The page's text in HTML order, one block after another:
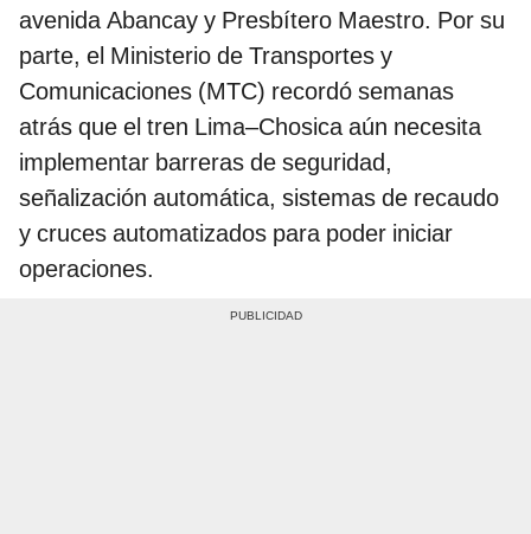
avenida Abancay y Presbítero Maestro. Por su
parte, el Ministerio de Transportes y
Comunicaciones (MTC) recordó semanas
atrás que el tren Lima–Chosica aún necesita
implementar barreras de seguridad,
señalización automática, sistemas de recaudo
y cruces automatizados para poder iniciar
operaciones.